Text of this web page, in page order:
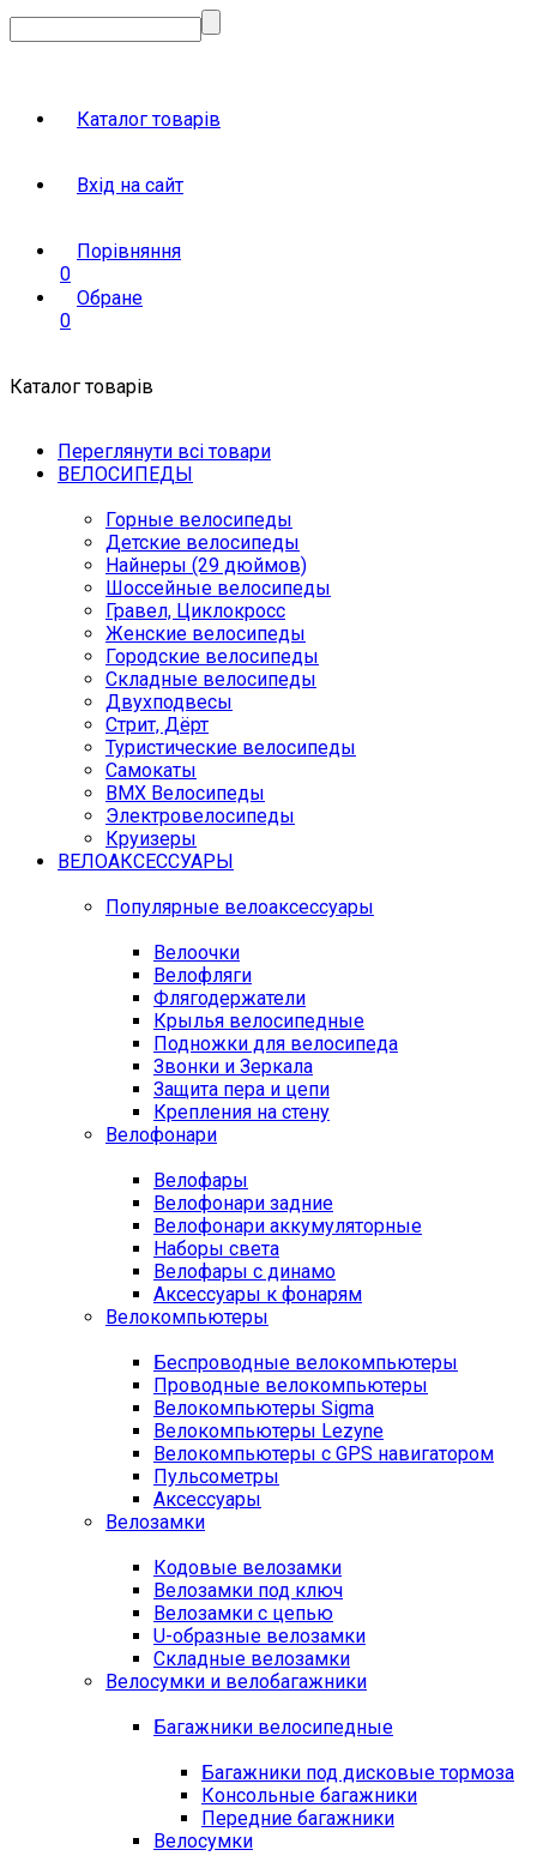
Каталог товарів
Вхід на сайт
Порівняння
0
Обране
0
Каталог товарів
Переглянути всі товари
ВЕЛОСИПЕДЫ
Горные велосипеды
Детские велосипеды
Найнеры (29 дюймов)
Шоссейные велосипеды
Гравел, Циклокросс
Женские велосипеды
Городcкие велосипеды
Складные велосипеды
Двухподвесы
Стрит, Дёрт
Туристические велосипеды
Самокаты
BMX Велосипеды
Электровелосипеды
Круизеры
ВЕЛОАКСЕССУАРЫ
Популярные велоаксессуары
Велоочки
Велофляги
Флягодержатели
Крылья велосипедные
Подножки для велосипеда
Звонки и Зеркала
Защита пера и цепи
Крепления на стену
Велофонари
Велофары
Велофонари задние
Велофонари аккумуляторные
Наборы света
Велофары с динамо
Аксессуары к фонарям
Велокомпьютеры
Беспроводные велокомпьютеры
Проводные велокомпьютеры
Велокомпьютеры Sigma
Велокомпьютеры Lezyne
Велокомпьютеры с GPS навигатором
Пульсометры
Аксессуары
Велозамки
Кодовые велозамки
Велозамки под ключ
Велозамки с цепью
U-образные велозамки
Складные велозамки
Велосумки и велобагажники
Багажники велосипедные
Багажники под дисковые тормоза
Консольные багажники
Передние багажники
Велосумки